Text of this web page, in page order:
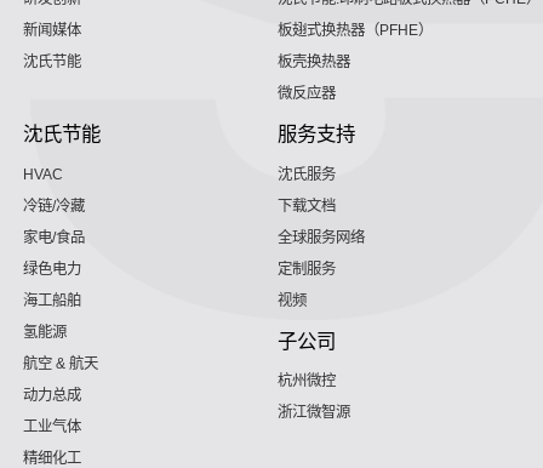
新闻媒体
沈氏节能
板翅式换热器（PFHE）
板壳换热器
微反应器
沈氏节能
HVAC
冷链/冷藏
家电/食品
绿色电力
海工船舶
氢能源
航空 & 航天
动力总成
工业气体
精细化工
服务支持
沈氏服务
下载文档
全球服务网络
定制服务
视频
子公司
杭州微控
浙江微智源